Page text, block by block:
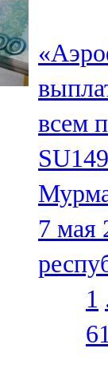
всем
7 мая
1